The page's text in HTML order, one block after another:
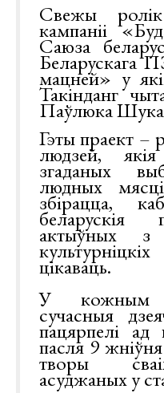
Свежы ролік
кампаніі
Саюза
Беларускага
мацней» у
Такінданг
Паўлюка
Гэты праект –
людзей,
згаданых
людных
збірацца,
беларускія
актыўных
цікаваць.
У кожным
сучасныя
пацярпелі ад
пасля 9
творы
асуджаных у